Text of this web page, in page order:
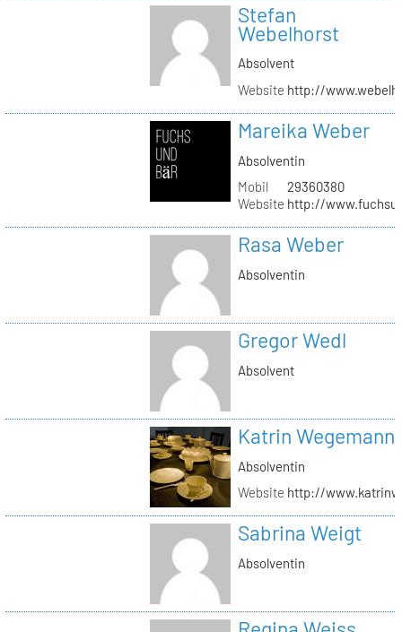
Stefan
Webelhorst
Absolvent
Website http://
Mareika Weber
Absolventin
Mobil
29360380
Website http://
Rasa Weber
Absolventin
Gregor Wedl
Absolvent
Katrin Wegemann
Absolventin
Website http://
Sabrina Weigt
Absolventin